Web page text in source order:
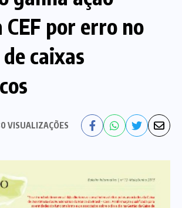
sindicais
por erro no
caixas
VISUALIZAÇÕES